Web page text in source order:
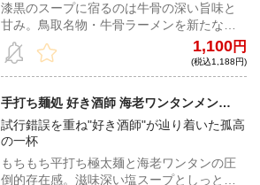
漆黒のスープに宿るのは牛骨の深い旨味と
甘み。鳥取名物・牛骨ラーメンを新たなス
タイルへ昇華させたスタミナラーメン。
1,100円
(税込1,188円)
手打ち麺処 好き酒師 海老ワンタンメン
（塩）
試行錯誤を重ね"好き酒師"が辿り着いた孤高
の一杯
もちもち平打ち極太麺と海老ワンタンの圧
倒的存在感。滋味深い塩スープとしっとり